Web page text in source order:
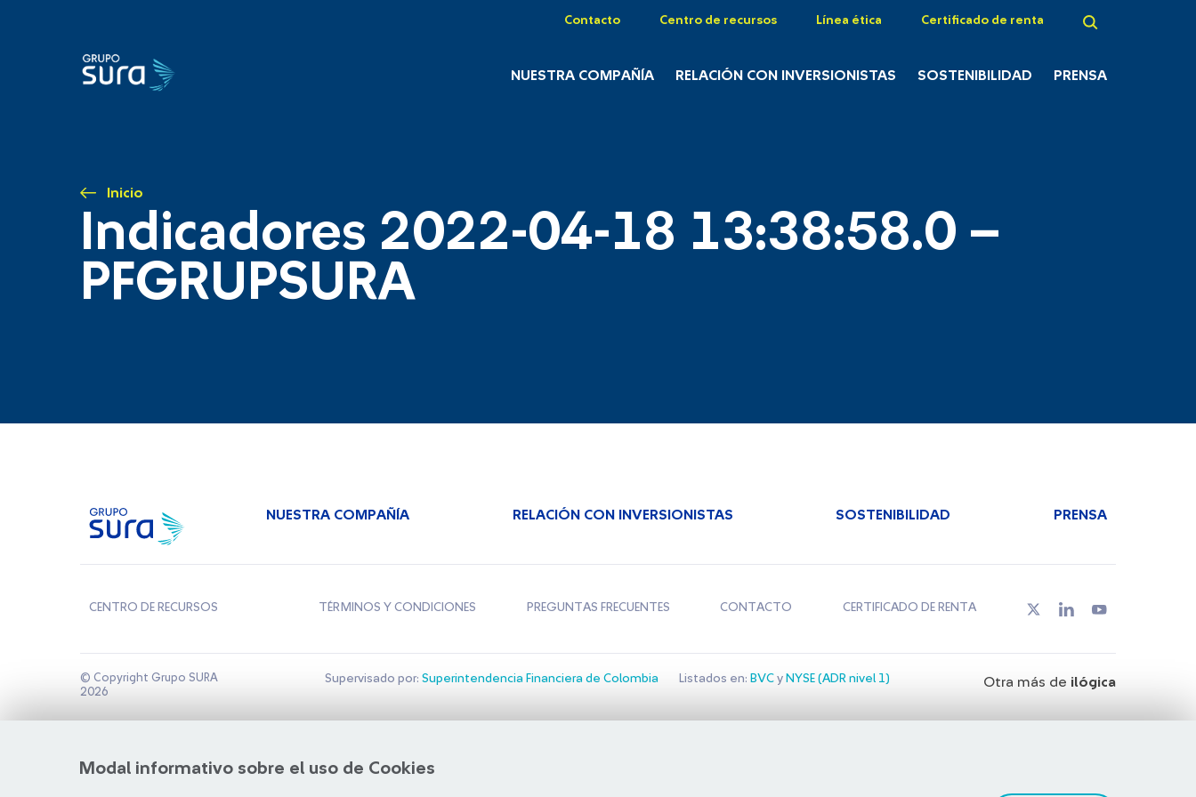
Contacto Centro de recursos Línea ética Certificado de renta
NUESTRA COMPAÑÍA RELACIÓN CON INVERSIONISTAS SOSTENIBILIDAD PRENSA
Inicio
Indicadores 2022-04-18 13:38:58.0 –
PFGRUPSURA
Modal informativo sobre el uso de Cookies
NUESTRA COMPAÑÍA RELACIÓN CON INVERSIONISTAS SOSTENIBILIDAD PRENSA
CENTRO DE RECURSOS TÉRMINOS Y CONDICIONES PREGUNTAS FRECUENTES CONTACTO CERTIFICADO DE RENTA
© Copyright Grupo SURA
2026
Supervisado por: Superintendencia Financiera de Colombia Listados en: BVCy NYSE (ADR nivel 1) Otra más de ilógica